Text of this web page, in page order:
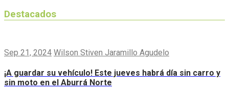
Destacados
Sep 21, 2024 Wilson Stiven Jaramillo Agudelo
¡A guardar su vehículo! Este jueves habrá día sin carro y
sin moto en el Aburrá Norte